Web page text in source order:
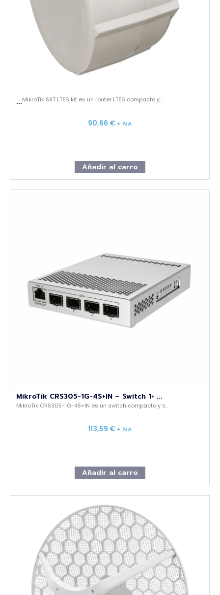
...MikroTik SXT LTE6 kit es un router LTE6 compacto y...
90,66 € + IVA
Añadir al carro
MikroTik CRS305-1G-4S+IN – Switch 1× ...
MikroTik CRS305-1G-4S+IN es un switch compacto y s...
113,59 € + IVA
Añadir al carro